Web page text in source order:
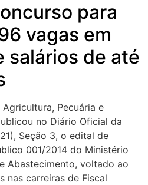
para
vagas em
salários de até
Pecuária e
no Diário Oficial da
Seção 3, o edital de
001/2014 do Ministério
Abastecimento, voltado ao
nas carreiras de Fiscal